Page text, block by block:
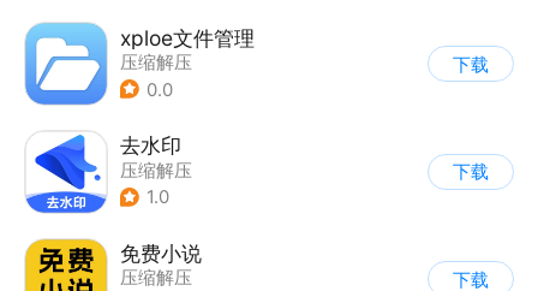
xploe文件管理
压缩解压
0.0
下载
去水印
压缩解压
1.0
下载
免费小说
压缩解压
下载